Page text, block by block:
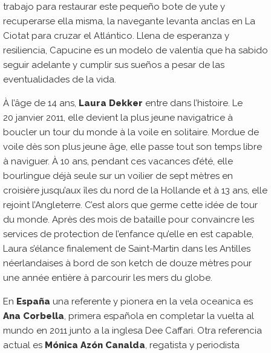
trabajo para restaurar este pequeño bote de yute y
recuperarse ella misma, la navegante levanta anclas en La
Ciotat para cruzar el Atlántico. Llena de esperanza y
resiliencia, Capucine es un modelo de valentía que ha sabido
seguir adelante y cumplir sus sueños a pesar de las
eventualidades de la vida.
À l’âge de 14 ans, Laura Dekker entre dans l’histoire. Le
20 janvier 2011, elle devient la plus jeune navigatrice à
boucler un tour du monde à la voile en solitaire. Mordue de
voile dès son plus jeune âge, elle passe tout son temps libre
à naviguer. À 10 ans, pendant ces vacances d’été, elle
bourlingue déjà seule sur un voilier de sept mètres en
croisière jusqu’aux îles du nord de la Hollande et à 13 ans, elle
rejoint l’Angleterre. C’est alors que germe cette idée de tour
du monde. Après des mois de bataille pour convaincre les
services de protection de l’enfance qu’elle en est capable,
Laura s’élance finalement de Saint-Martin dans les Antilles
néerlandaises à bord de son ketch de douze mètres pour
une année entière à parcourir les mers du globe.
En España una referente y pionera en la vela oceanica es
Ana Corbella, primera española en completar la vuelta al
mundo en 2011 junto a la inglesa Dee Caffari. Otra referencia
actual es Mónica Azón Canalda, regatista y periodista